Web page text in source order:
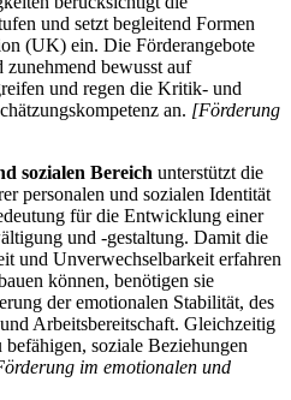
und setzt begleitend Formen
(UK) ein. Die Förderangebote
zunehmend bewusst auf
und regen die Kritik- und
an. [Förderung
sozialen Bereich unterstützt die
personalen und sozialen Identität
für die Entwicklung einer
und -gestaltung. Damit die
und Unverwechselbarkeit erfahren
können, benötigen sie
der emotionalen Stabilität, des
Arbeitsbereitschaft. Gleichzeitig
soziale Beziehungen
im emotionalen und